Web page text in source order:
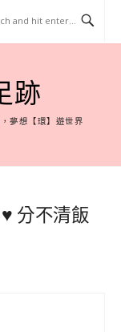
跡
夢想【環】遊世界
分不清飯